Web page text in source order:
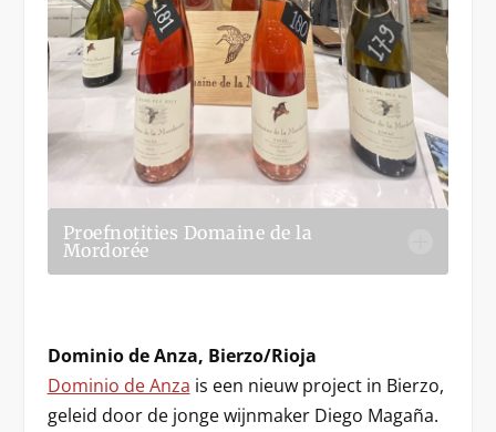
Proefnotities Domaine de la
Mordorée
Dominio de Anza, Bierzo/Rioja
Dominio de Anza is een nieuw project in Bierzo,
geleid door de jonge wijnmaker Diego Magaña.